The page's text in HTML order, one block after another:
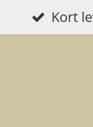
til
Kort